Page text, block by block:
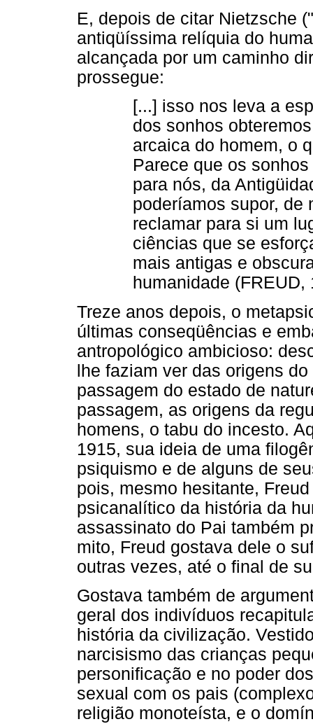
E, depois de citar Nietzsche
antiqüíssima relíquia do
alcançada por um caminho
prossegue:
[...] isso nos leva a
dos sonhos
arcaica do homem, o
Parece que os
para nós, da
poderíamos supor, de
reclamar para si um
ciências que se
mais antigas e
humanidade (FREUD,
Treze anos depois, o
últimas conseqüências e
antropológico ambicioso:
lhe faziam ver das origens
passagem do estado de
passagem, as origens da
homens, o tabu do incesto.
1915, sua ideia de uma
psiquismo e de alguns de
pois, mesmo hesitante,
psicanalítico da história da
assassinato do Pai também
mito, Freud gostava dele o
outras vezes, até o final de
Gostava também de
geral dos indivíduos
história da civilização.
narcisismo das crianças
personificação e no poder
sexual com os pais
religião monoteísta, e o